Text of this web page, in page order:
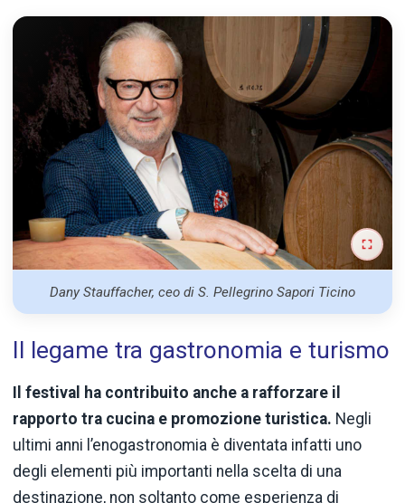
Dany Stauffacher, ceo di S. Pellegrino Sapori Ticino
Il legame tra gastronomia e turismo
Il festival ha contribuito anche a rafforzare il
rapporto tra cucina e promozione turistica. Negli
ultimi anni l’enogastronomia è diventata infatti uno
degli elementi più importanti nella scelta di una
destinazione, non soltanto come esperienza di